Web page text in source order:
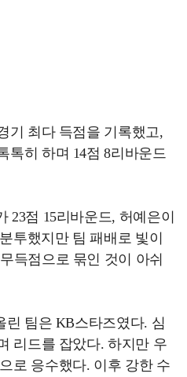
기 최다 득점을 기록했고,
톡히 하며 14점 8리바운드
23점 15리바운드, 허예은이
투했지만 팀 패배로 빛이
득점으로 묶인 것이 아쉬
린 팀은 KB스타즈였다. 심
리드를 잡았다. 하지만 우
로 응수했다. 이후 강한 수